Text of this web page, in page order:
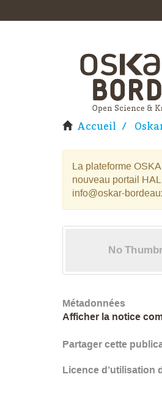
Accueil
La plateforme
nouveau portail
info@oskar-
Métadonnées
Afficher la notice
Partager cette
Licence d’utilisation